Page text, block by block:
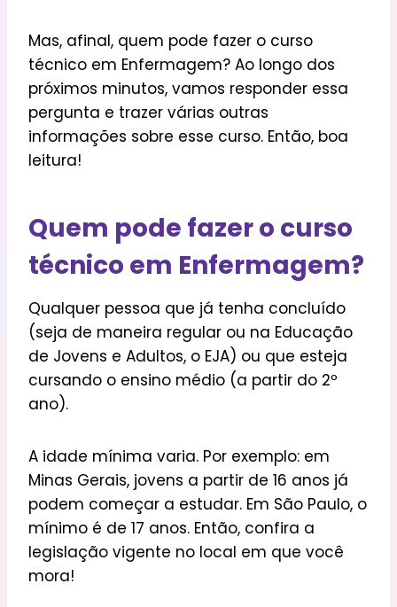
Mas, afinal, quem pode fazer o curso
técnico em Enfermagem? Ao longo dos
próximos minutos, vamos responder essa
pergunta e trazer várias outras
informações sobre esse curso. Então, boa
leitura!
Quem pode fazer o curso
técnico em Enfermagem?
Qualquer pessoa que já tenha concluído
(seja de maneira regular ou na Educação
de Jovens e Adultos, o EJA) ou que esteja
cursando o ensino médio (a partir do 2º
ano).
A idade mínima varia. Por exemplo: em
Minas Gerais, jovens a partir de 16 anos já
podem começar a estudar. Em São Paulo, o
mínimo é de 17 anos. Então, confira a
legislação vigente no local em que você
mora!